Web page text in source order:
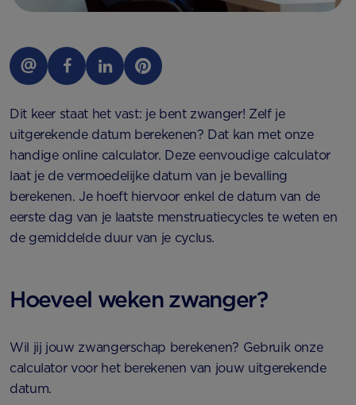
Dit keer staat het vast: je bent zwanger! Zelf je
uitgerekende datum berekenen? Dat kan met onze
handige online calculator. Deze eenvoudige calculator
laat je de vermoedelijke datum van je bevalling
berekenen. Je hoeft hiervoor enkel de datum van de
eerste dag van je laatste menstruatiecycles te weten en
de gemiddelde duur van je cyclus.
Hoeveel weken zwanger?
Wil jij jouw zwangerschap berekenen? Gebruik onze
calculator voor het berekenen van jouw uitgerekende
datum.